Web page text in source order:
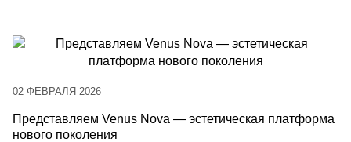
02 ФЕВРАЛЯ 2026
Представляем Venus Nova — эстетическая платформа
нового поколения